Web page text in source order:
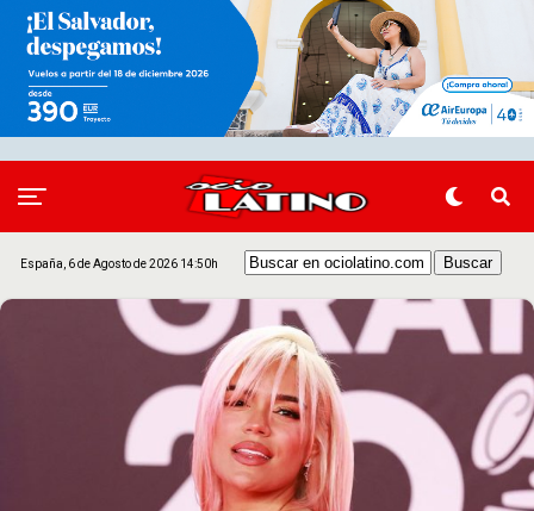
España, 6 de Agosto de 2026 14:50h